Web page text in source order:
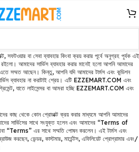
সফটওয়ার বা সেবা ব্যাবহার কিংবা ক্রয় করার পূর্বে অনুগ্রহ পুর্বক এই
আমাদের সার্ভিস ব্যাবহার করার মানেই হলো আপনি আমাদের
সম্মত আছেন। কিন্তু, আপনি যদি আমাদের টার্মস এবং কন্ডিশন
ব্যাবহার না করাটাই শ্রেয়। এটি EZZEMART.COM এবং
যাতে লাইসেন্সর বা আমরা হচ্ছি EZZEMART.COM এবং
কাছ থেকে কোন প্রোডাক্ট ক্রয় করার মাধ্যমে আপনি আমাদের
সার্ভিসের সাথে সংযুক্ত হলেন এবং আমাদের “Terms of
এর সাথে সম্মতি পোষন করলেন। এই টার্মস এবং
করছেন, ভেন্ডর, কাস্টমার, মার্চেন্টস, এফিলিয়েট প্রোগ্রামার এবং/